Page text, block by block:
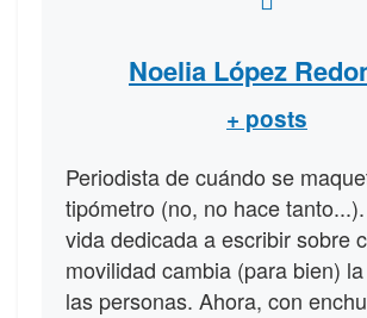
Noelia López
+ posts
Periodista de cuándo se
tipómetro (no, no hace
vida dedicada a escribir sobre
movilidad cambia (para bien)
las personas. Ahora, con